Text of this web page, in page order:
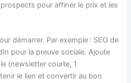
pour affiner le prix et les
démarrer. Par exemple : SEO de
pour la preuve sociale. Ajoute
(newsletter courte, 1
le lien et convertir au bon